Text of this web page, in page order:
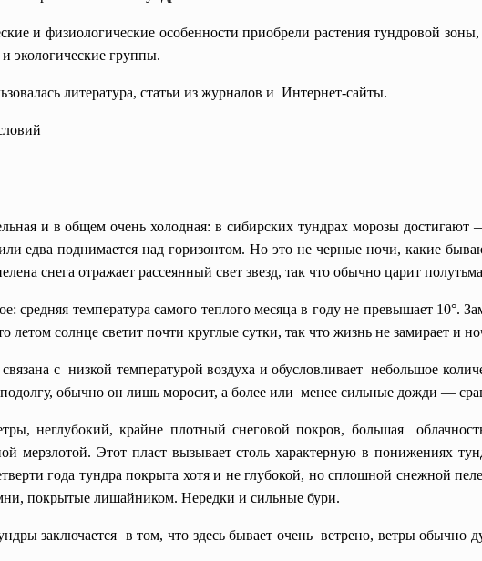
и физиологические особенности приобрели растения тундровой
экологические группы.
литература, статьи из журналов и Интернет-сайты.
и в общем очень холодная: в сибирских тундрах морозы достигают
едва поднимается над горизонтом. Но это не черные ночи, какие
снега отражает рассеянный свет звезд, так что обычно царит
средняя температура самого теплого месяца в году не превышает 10°.
летом солнце светит почти круглые сутки, так что жизнь не замирает и
с низкой температурой воздуха и обусловливает небольшое
обычно он лишь моросит, а более или менее сильные дожди —
неглубокий, крайне плотный снеговой покров, большая
мерзлотой. Этот пласт вызывает столь характерную в понижениях
года тундра покрыта хотя и не глубокой, но сплошной снежной
покрытые лишайником. Нередки и сильные бури.
заключается в том, что здесь бывает очень ветрено, ветры обычно